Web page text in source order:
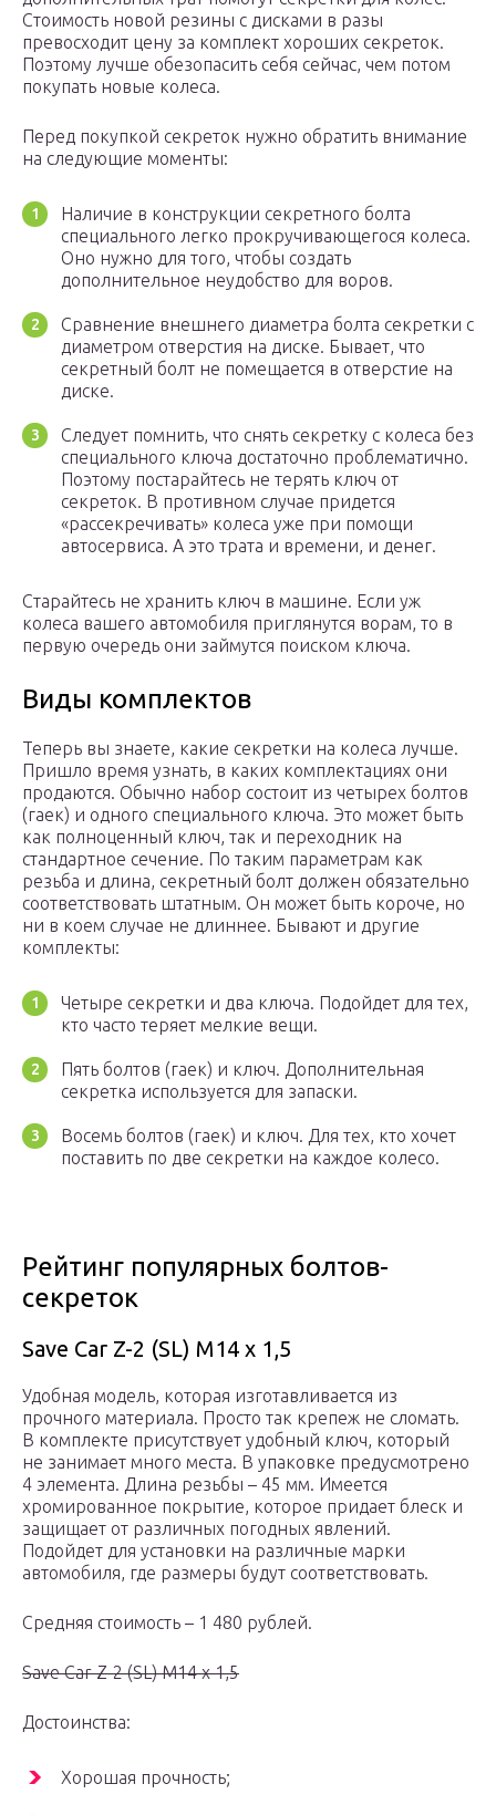
Стоимость новой резины с дисками в разы
превосходит цену за комплект хороших секреток.
Поэтому лучше обезопасить себя сейчас, чем потом
покупать новые колеса.
Перед покупкой секреток нужно обратить внимание
на следующие моменты:
Наличие в конструкции секретного болта
специального легко прокручивающегося колеса.
Оно нужно для того, чтобы создать
дополнительное неудобство для воров.
Сравнение внешнего диаметра болта секретки с
диаметром отверстия на диске. Бывает, что
секретный болт не помещается в отверстие на
диске.
Следует помнить, что снять секретку с колеса без
специального ключа достаточно проблематично.
Поэтому постарайтесь не терять ключ от
секреток. В противном случае придется
«рассекречивать» колеса уже при помощи
автосервиса. А это трата и времени, и денег.
Старайтесь не хранить ключ в машине. Если уж
колеса вашего автомобиля приглянутся ворам, то в
первую очередь они займутся поиском ключа.
Виды комплектов
Теперь вы знаете, какие секретки на колеса лучше.
Пришло время узнать, в каких комплектациях они
продаются. Обычно набор состоит из четырех болтов
(гаек) и одного специального ключа. Это может быть
как полноценный ключ, так и переходник на
стандартное сечение. По таким параметрам как
резьба и длина, секретный болт должен обязательно
соответствовать штатным. Он может быть короче, но
ни в коем случае не длиннее. Бывают и другие
комплекты:
Четыре секретки и два ключа. Подойдет для тех,
кто часто теряет мелкие вещи.
Пять болтов (гаек) и ключ. Дополнительная
секретка используется для запаски.
Восемь болтов (гаек) и ключ. Для тех, кто хочет
поставить по две секретки на каждое колесо.
Рейтинг популярных болтов-
секреток
Save Car Z-2 (SL) M14 x 1,5
Удобная модель, которая изготавливается из
прочного материала. Просто так крепеж не сломать.
В комплекте присутствует удобный ключ, который
не занимает много места. В упаковке предусмотрено
4 элемента. Длина резьбы – 45 мм. Имеется
хромированное покрытие, которое придает блеск и
защищает от различных погодных явлений.
Подойдет для установки на различные марки
автомобиля, где размеры будут соответствовать.
Средняя стоимость – 1 480 рублей.
Save Car Z-2 (SL) M14 x 1,5
Достоинства:
Хорошая прочность;